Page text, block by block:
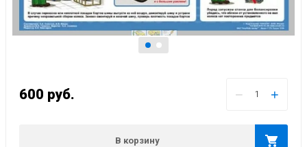
600 руб. − +
В корзину